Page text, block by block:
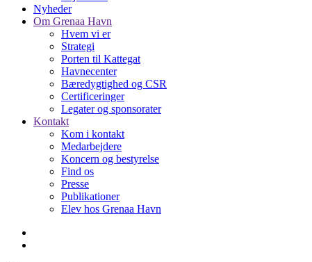
Nyheder
Om Grenaa Havn
Hvem vi er
Strategi
Porten til Kattegat
Havnecenter
Bæredygtighed og CSR
Certificeringer
Legater og sponsorater
Kontakt
Kom i kontakt
Medarbejdere
Koncern og bestyrelse
Find os
Presse
Publikationer
Elev hos Grenaa Havn